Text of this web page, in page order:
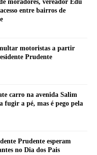
moradores, vereador Edu
entre bairros de
motoristas a partir
Prudente
carro na avenida Salim
fugir a pé, mas é pego pela
Prudente esperam
no Dia dos Pais